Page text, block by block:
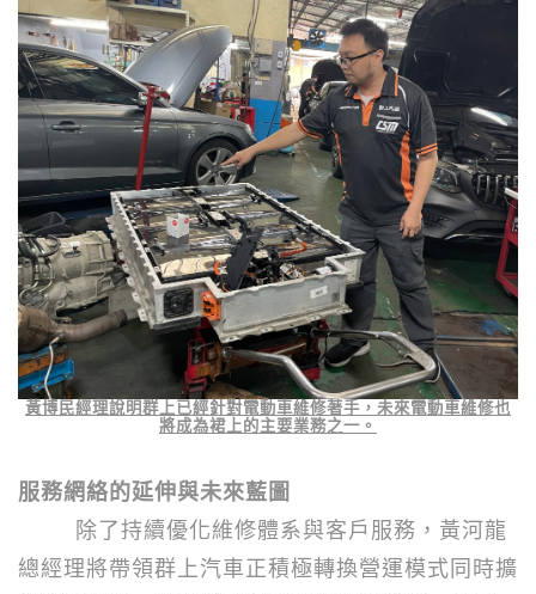
黃博民經理說明群上已經針對電動車維修著手，未來電動車維修也
將成為裙上的主要業務之一。
服務網絡的延伸與未來藍圖
除了持續優化維修體系與客戶服務，黃河龍
總經理將帶領群上汽車正積極轉換營運模式同時擴